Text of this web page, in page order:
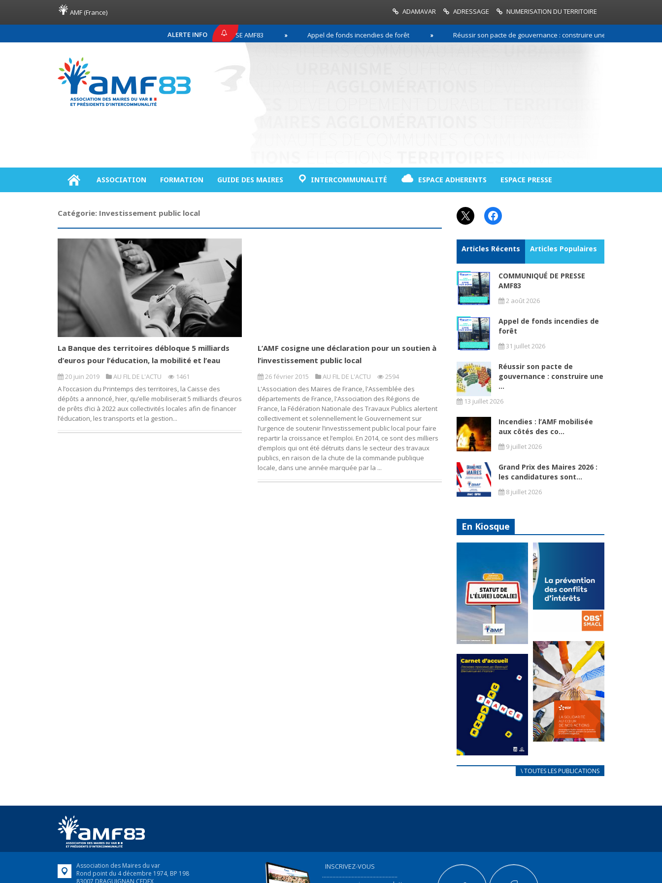
AMF (France) ADAMAVAR ADRESSAGE NUMERISATION DU TERRITOIRE
ALERTE INFO
COMMUNIQUÉ DE PRESSE AMF83 Appel de fonds incendies de forêt Réussir son pacte de gouvernance : construire une relation de
ASSOCIATION FORMATION GUIDE DES MAIRES INTERCOMMUNALITÉ ESPACE ADHERENTS ESPACE PRESSE
Catégorie: Investissement public local
La Banque des territoires débloque 5 milliards
d’euros pour l’éducation, la mobilité et l’eau
20 juin 2019 AU FIL DE L'ACTU
1461
A l’occasion du Printemps des territoires, la Caisse des
dépôts a annoncé, hier, qu’elle mobiliserait 5 milliards d’euros
de prêts d’ici à 2022 aux collectivités locales afin de financer
l’éducation, les transports et la gestion...
L’AMF cosigne une déclaration pour un soutien à
l’investissement public local
26 février 2015 AU FIL DE L'ACTU
2594
L'Association des Maires de France, l'Assemblée des
départements de France, l'Association des Régions de
France, la Fédération Nationale des Travaux Publics alertent
collectivement et solennellement le Gouvernement sur
l’urgence de soutenir l’investissement public local pour faire
repartir la croissance et l’emploi. En 2014, ce sont des milliers
d’emplois qui ont été détruits dans le secteur des travaux
publics, en raison de la chute de la commande publique
locale, dans une année marquée par la ...
X Facebook
Articles Récents Articles Populaires
COMMUNIQUÉ DE PRESSE
AMF83
2 août 2026
Appel de fonds incendies de
forêt
31 juillet 2026
Réussir son pacte de
gouvernance : construire une
...
13 juillet 2026
Incendies : l’AMF mobilisée
aux côtés des co...
9 juillet 2026
Grand Prix des Maires 2026 :
les candidatures sont...
8 juillet 2026
En Kiosque
Statut de
l’élu local
Mise à jour avril
2024
FEUILLETER
La
prévention
des conflits
d’intérêts
18 septembre 2023
FEUILLETER
au coeur de
nos actions
en France,...
FEUILLETER
\ TOUTES LES PUBLICATIONS
Association des Maires du var
Rond point du 4 décembre 1974, BP 198
83007 DRAGUIGNAN CEDEX
INSCRIVEZ-VOUS
...................................................